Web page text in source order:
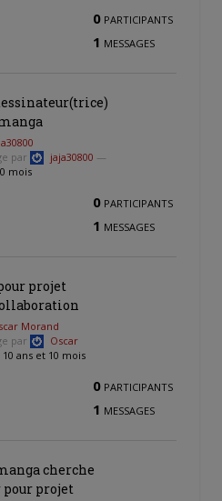
0 PARTICIPANTS
1 MESSAGES
par
jaja30800 —
mois
0 PARTICIPANTS
1 MESSAGES
projet
Morand
par
Oscar
10 ans et 10 mois
0 PARTICIPANTS
1 MESSAGES
cherche
projet